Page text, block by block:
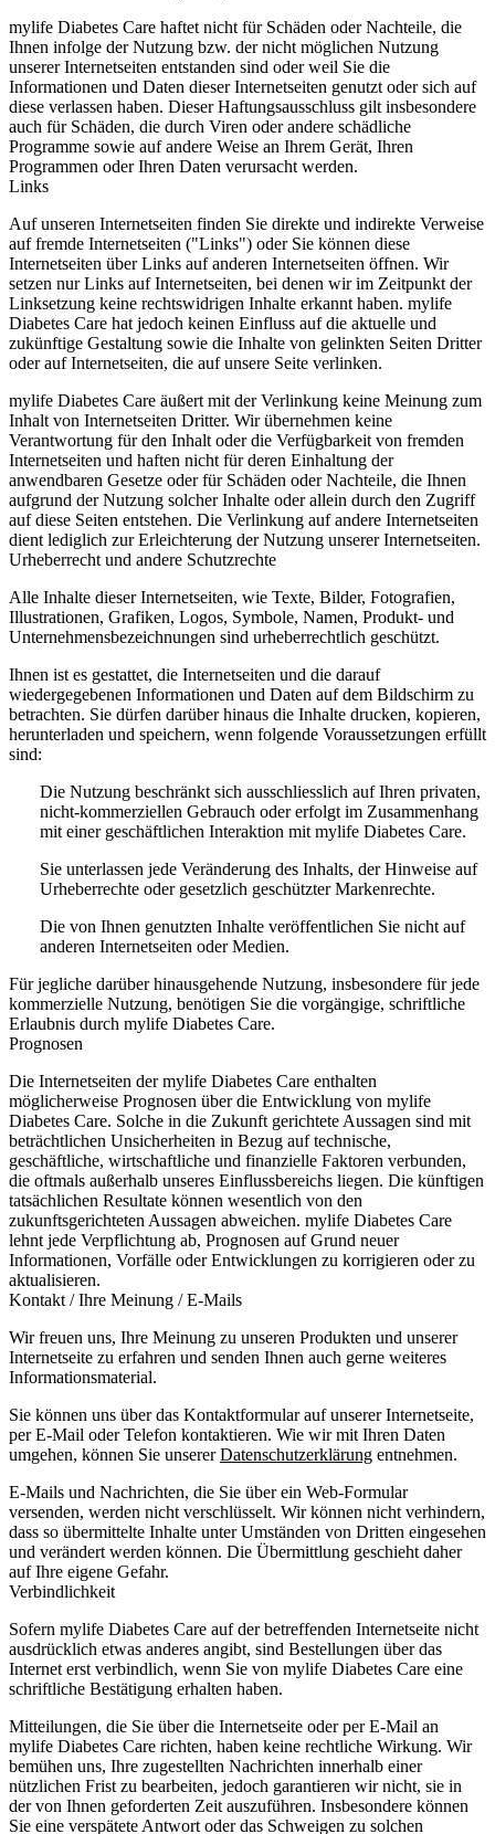
mylife Diabetes Care haftet nicht für Schäden oder Nachteile, die
Ihnen infolge der Nutzung bzw. der nicht möglichen Nutzung
unserer Internetseiten entstanden sind oder weil Sie die
Informationen und Daten dieser Internetseiten genutzt oder sich auf
diese verlassen haben. Dieser Haftungsausschluss gilt insbesondere
auch für Schäden, die durch Viren oder andere schädliche
Programme sowie auf andere Weise an Ihrem Gerät, Ihren
Programmen oder Ihren Daten verursacht werden.
Links
Auf unseren Internetseiten finden Sie direkte und indirekte Verweise
auf fremde Internetseiten ("Links") oder Sie können diese
Internetseiten über Links auf anderen Internetseiten öffnen. Wir
setzen nur Links auf Internetseiten, bei denen wir im Zeitpunkt der
Linksetzung keine rechtswidrigen Inhalte erkannt haben. mylife
Diabetes Care hat jedoch keinen Einfluss auf die aktuelle und
zukünftige Gestaltung sowie die Inhalte von gelinkten Seiten Dritter
oder auf Internetseiten, die auf unsere Seite verlinken.
mylife Diabetes Care äußert mit der Verlinkung keine Meinung zum
Inhalt von Internetseiten Dritter. Wir übernehmen keine
Verantwortung für den Inhalt oder die Verfügbarkeit von fremden
Internetseiten und haften nicht für deren Einhaltung der
anwendbaren Gesetze oder für Schäden oder Nachteile, die Ihnen
aufgrund der Nutzung solcher Inhalte oder allein durch den Zugriff
auf diese Seiten entstehen. Die Verlinkung auf andere Internetseiten
dient lediglich zur Erleichterung der Nutzung unserer Internetseiten.
Urheberrecht und andere Schutzrechte
Alle Inhalte dieser Internetseiten, wie Texte, Bilder, Fotografien,
Illustrationen, Grafiken, Logos, Symbole, Namen, Produkt- und
Unternehmensbezeichnungen sind urheberrechtlich geschützt.
Ihnen ist es gestattet, die Internetseiten und die darauf
wiedergegebenen Informationen und Daten auf dem Bildschirm zu
betrachten. Sie dürfen darüber hinaus die Inhalte drucken, kopieren,
herunterladen und speichern, wenn folgende Voraussetzungen erfüllt
sind:
Die Nutzung beschränkt sich ausschliesslich auf Ihren privaten,
nicht-kommerziellen Gebrauch oder erfolgt im Zusammenhang
mit einer geschäftlichen Interaktion mit mylife Diabetes Care.
Sie unterlassen jede Veränderung des Inhalts, der Hinweise auf
Urheberrechte oder gesetzlich geschützter Markenrechte.
Die von Ihnen genutzten Inhalte veröffentlichen Sie nicht auf
anderen Internetseiten oder Medien.
Für jegliche darüber hinausgehende Nutzung, insbesondere für jede
kommerzielle Nutzung, benötigen Sie die vorgängige, schriftliche
Erlaubnis durch mylife Diabetes Care.
Prognosen
Die Internetseiten der mylife Diabetes Care enthalten
möglicherweise Prognosen über die Entwicklung von mylife
Diabetes Care. Solche in die Zukunft gerichtete Aussagen sind mit
beträchtlichen Unsicherheiten in Bezug auf technische,
geschäftliche, wirtschaftliche und finanzielle Faktoren verbunden,
die oftmals außerhalb unseres Einflussbereichs liegen. Die künftigen
tatsächlichen Resultate können wesentlich von den
zukunftsgerichteten Aussagen abweichen. mylife Diabetes Care
lehnt jede Verpflichtung ab, Prognosen auf Grund neuer
Informationen, Vorfälle oder Entwicklungen zu korrigieren oder zu
aktualisieren.
Kontakt / Ihre Meinung / E-Mails
Wir freuen uns, Ihre Meinung zu unseren Produkten und unserer
Internetseite zu erfahren und senden Ihnen auch gerne weiteres
Informationsmaterial.
Sie können uns über das Kontaktformular auf unserer Internetseite,
per E-Mail oder Telefon kontaktieren. Wie wir mit Ihren Daten
umgehen, können Sie unsererDatenschutzerklärung entnehmen.
E-Mails und Nachrichten, die Sie über ein Web-Formular
versenden, werden nicht verschlüsselt. Wir können nicht verhindern,
dass so übermittelte Inhalte unter Umständen von Dritten eingesehen
und verändert werden können. Die Übermittlung geschieht daher
auf Ihre eigene Gefahr.
Verbindlichkeit
Sofern mylife Diabetes Care auf der betreffenden Internetseite nicht
ausdrücklich etwas anderes angibt, sind Bestellungen über das
Internet erst verbindlich, wenn Sie von mylife Diabetes Care eine
schriftliche Bestätigung erhalten haben.
Mitteilungen, die Sie über die Internetseite oder per E-Mail an
mylife Diabetes Care richten, haben keine rechtliche Wirkung. Wir
bemühen uns, Ihre zugestellten Nachrichten innerhalb einer
nützlichen Frist zu bearbeiten, jedoch garantieren wir nicht, sie in
der von Ihnen geforderten Zeit auszuführen. Insbesondere können
Sie eine verspätete Antwort oder das Schweigen zu solchen